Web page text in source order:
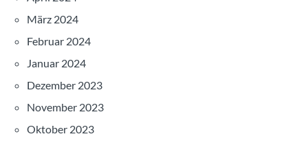
März 2024
Februar 2024
Januar 2024
Dezember 2023
November 2023
Oktober 2023